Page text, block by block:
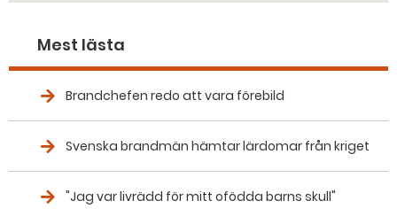
Mest lästa
Brandchefen redo att vara förebild
Svenska brandmän hämtar lärdomar från kriget
"Jag var livrädd för mitt ofödda barns skull"